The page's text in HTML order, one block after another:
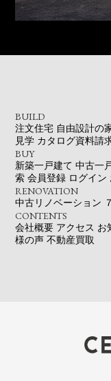
BUILD
注文住宅 自由設計の
見学 カタログ資料請
BUY
新築一戸建て 中古一
索 会員登録 ログイン
RENOVATION
中古リノベーション
CONTENTS
会社概要 アクセス お
様の声 不動産買取